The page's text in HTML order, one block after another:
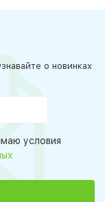
о новинках
условия